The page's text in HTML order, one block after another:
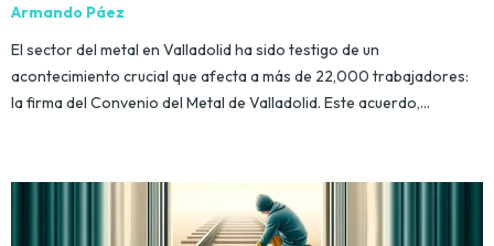
Armando Páez
El sector del metal en Valladolid ha sido testigo de un
acontecimiento crucial que afecta a más de 22,000 trabajadores:
la firma del Convenio del Metal de Valladolid. Este acuerdo,…